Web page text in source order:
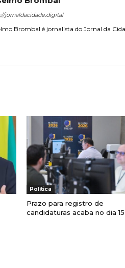
jornaldacidade.digital
Brombal é jornalista do Jornal da
Política
Prazo para registro de
candidaturas acaba no dia 15